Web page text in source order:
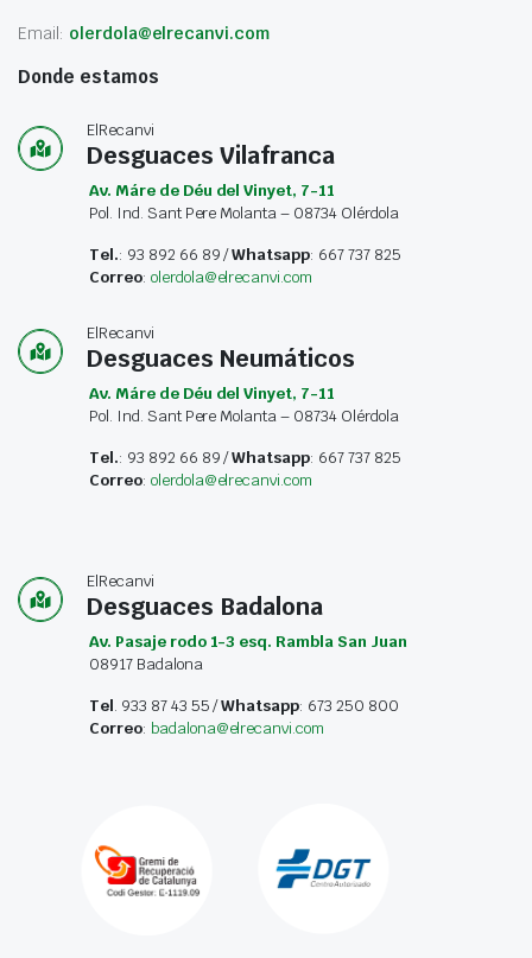
Email: olerdola@elrecanvi.com
Donde estamos
ElRecanvi
Desguaces Vilafranca
Av. Máre de Déu del Vinyet, 7-11
Pol. Ind. Sant Pere Molanta – 08734 Olérdola
Tel.: 93 892 66 89 /Whatsapp: 667 737 825
Correo: olerdola@elrecanvi.com
ElRecanvi
Desguaces Neumáticos
Av. Máre de Déu del Vinyet, 7-11
Pol. Ind. Sant Pere Molanta – 08734 Olérdola
Tel.: 93 892 66 89 /Whatsapp: 667 737 825
Correo: olerdola@elrecanvi.com
ElRecanvi
Desguaces Badalona
Av. Pasaje rodo 1-3 esq. Rambla San Juan
08917 Badalona
Tel. 933 87 43 55 /Whatsapp: 673 250 800
Correo: badalona@elrecanvi.com